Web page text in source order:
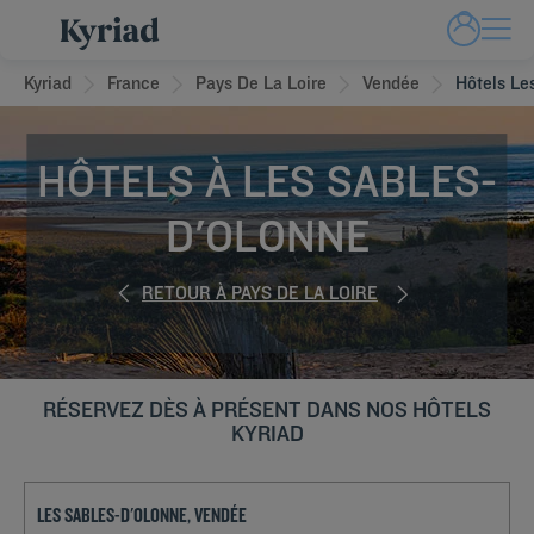
Kyriad France Pays De La Loire Vendée Hôtels
HÔTELS À LES SABLES-
D'OLONNE
RETOUR À PAYS DE LA LOIRE
RÉSERVEZ DÈS À PRÉSENT DANS NOS HÔTELS
KYRIAD